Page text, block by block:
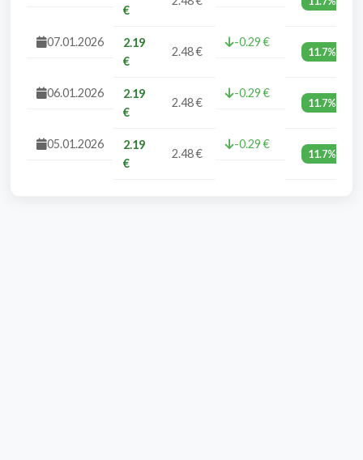
€
07.01.2026
2.19
€
2.48 €
-0.29 €
11.7%
06.01.2026
2.19
€
2.48 €
-0.29 €
11.7%
05.01.2026
2.19
€
2.48 €
-0.29 €
11.7%